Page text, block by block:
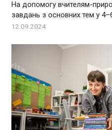
На допомогу вчителям-
завдань з основних тем у
12.09.2024